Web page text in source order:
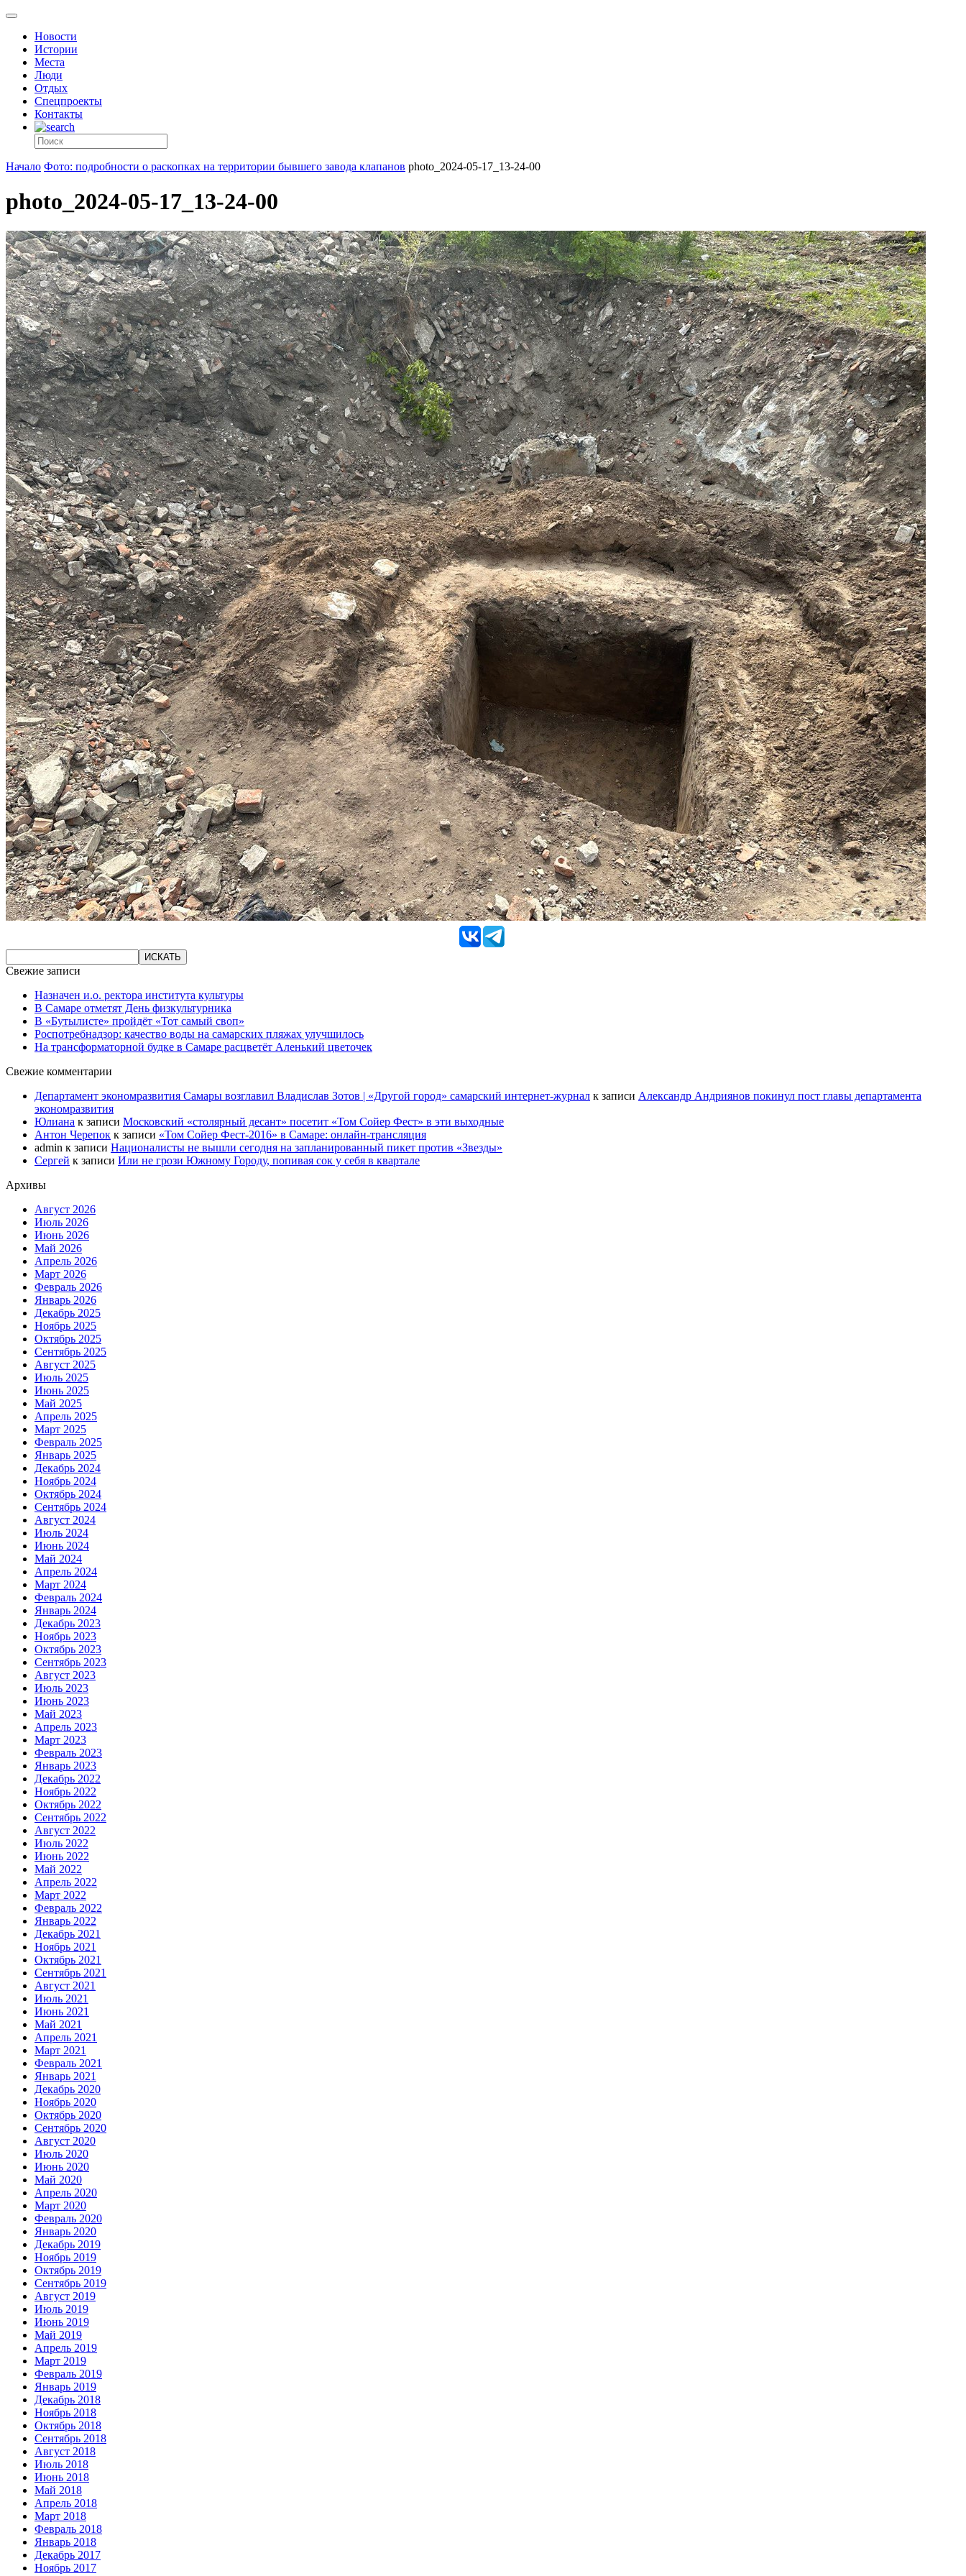
Новости
Истории
Места
Люди
Отдых
Спецпроекты
Контакты
Начало Фото: подробности о раскопках на территории бывшего завода клапанов photo_2024-05-17_13-24-00
photo_2024-05-17_13-24-00
Свежие записи
Назначен и.о. ректора института культуры
В Самаре отметят День физкультурника
В «Бутылисте» пройдёт «Тот самый своп»
Роспотребнадзор: качество воды на самарских пляжах улучшилось
На трансформаторной будке в Самаре расцветёт Аленький цветочек
Свежие комментарии
Департамент экономразвития Самары возглавил Владислав Зотов | «Другой город» самарский интернет-журнал к записи Александр Андриянов покинул пост главы департамента
экономразвития
Юлиана к записи Московский «столярный десант» посетит «Том Сойер Фест» в эти выходные
Антон Черепок к записи «Том Сойер Фест-2016» в Самаре: онлайн-трансляция
admin к записи Националисты не вышли сегодня на запланированный пикет против «Звезды»
Сергей к записи Или не грози Южному Городу, попивая сок у себя в квартале
Архивы
Август 2026
Июль 2026
Июнь 2026
Май 2026
Апрель 2026
Март 2026
Февраль 2026
Январь 2026
Декабрь 2025
Ноябрь 2025
Октябрь 2025
Сентябрь 2025
Август 2025
Июль 2025
Июнь 2025
Май 2025
Апрель 2025
Март 2025
Февраль 2025
Январь 2025
Декабрь 2024
Ноябрь 2024
Октябрь 2024
Сентябрь 2024
Август 2024
Июль 2024
Июнь 2024
Май 2024
Апрель 2024
Март 2024
Февраль 2024
Январь 2024
Декабрь 2023
Ноябрь 2023
Октябрь 2023
Сентябрь 2023
Август 2023
Июль 2023
Июнь 2023
Май 2023
Апрель 2023
Март 2023
Февраль 2023
Январь 2023
Декабрь 2022
Ноябрь 2022
Октябрь 2022
Сентябрь 2022
Август 2022
Июль 2022
Июнь 2022
Май 2022
Апрель 2022
Март 2022
Февраль 2022
Январь 2022
Декабрь 2021
Ноябрь 2021
Октябрь 2021
Сентябрь 2021
Август 2021
Июль 2021
Июнь 2021
Май 2021
Апрель 2021
Март 2021
Февраль 2021
Январь 2021
Декабрь 2020
Ноябрь 2020
Октябрь 2020
Сентябрь 2020
Август 2020
Июль 2020
Июнь 2020
Май 2020
Апрель 2020
Март 2020
Февраль 2020
Январь 2020
Декабрь 2019
Ноябрь 2019
Октябрь 2019
Сентябрь 2019
Август 2019
Июль 2019
Июнь 2019
Май 2019
Апрель 2019
Март 2019
Февраль 2019
Январь 2019
Декабрь 2018
Ноябрь 2018
Октябрь 2018
Сентябрь 2018
Август 2018
Июль 2018
Июнь 2018
Май 2018
Апрель 2018
Март 2018
Февраль 2018
Январь 2018
Декабрь 2017
Ноябрь 2017